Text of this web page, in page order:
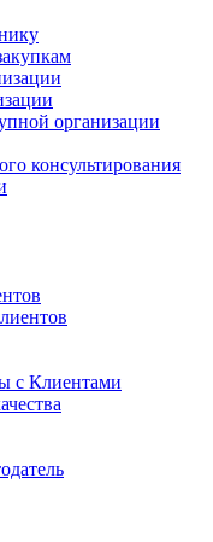
организации
консультирования
с Клиентами